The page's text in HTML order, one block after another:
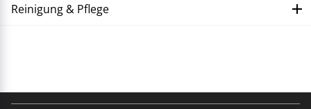
Reinigung & Pflege